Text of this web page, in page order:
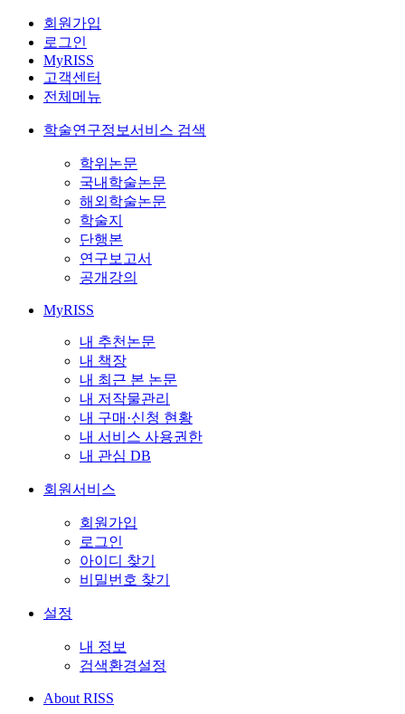
회원가입
로그인
MyRISS
고객센터
전체메뉴
학술연구정보서비스 검색
학위논문
국내학술논문
해외학술논문
학술지
단행본
연구보고서
공개강의
MyRISS
내 추천논문
내 책장
내 최근 본 논문
내 저작물관리
내 구매·신청 현황
내 서비스 사용권한
내 관심 DB
회원서비스
회원가입
로그인
아이디 찾기
비밀번호 찾기
설정
내 정보
검색환경설정
About RISS